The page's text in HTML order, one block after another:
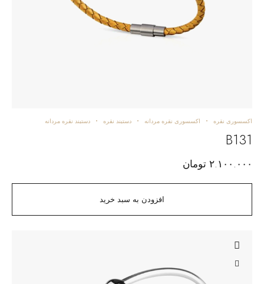
افزودن به سبد خرید
اکسسوری نقره اکسسوری نقره مردانه دستبند نقره دستبند نقره مردانه
B131
۲.۱۰۰.۰۰۰ تومان